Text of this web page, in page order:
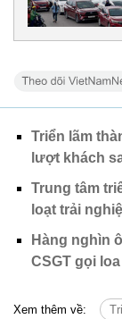
Triển lãm
lượt khách
Trung tâm
loạt trải
Hàng nghìn
CSGT gọi
Xem thêm về: